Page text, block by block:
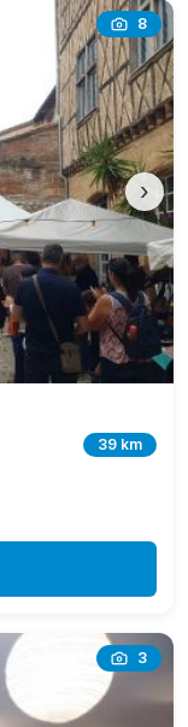
8
›
39 km
3